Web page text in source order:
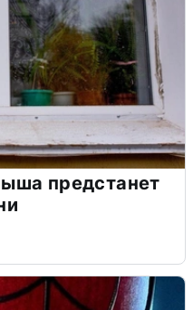
предстанет